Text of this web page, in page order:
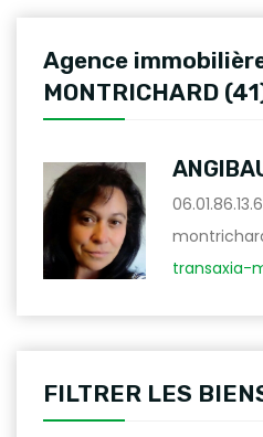
Agence
MONTRICHARD
transaxia-
FILTRER LES